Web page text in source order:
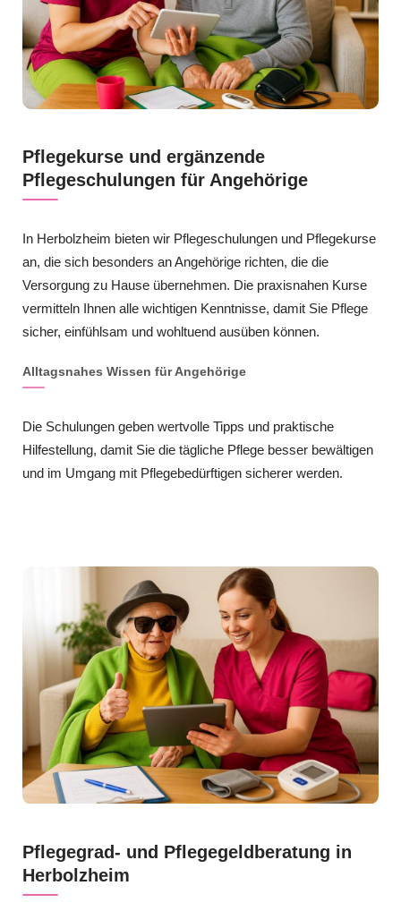
Pflegekurse und ergänzende
Pflegeschulungen für Angehörige
In Herbolzheim bieten wir Pflegeschulungen und Pflegekurse
an, die sich besonders an Angehörige richten, die die
Versorgung zu Hause übernehmen. Die praxisnahen Kurse
vermitteln Ihnen alle wichtigen Kenntnisse, damit Sie Pflege
sicher, einfühlsam und wohltuend ausüben können.
Alltagsnahes Wissen für Angehörige
Die Schulungen geben wertvolle Tipps und praktische
Hilfestellung, damit Sie die tägliche Pflege besser bewältigen
und im Umgang mit Pflegebedürftigen sicherer werden.
Pflegegrad- und Pflegegeldberatung in
Herbolzheim